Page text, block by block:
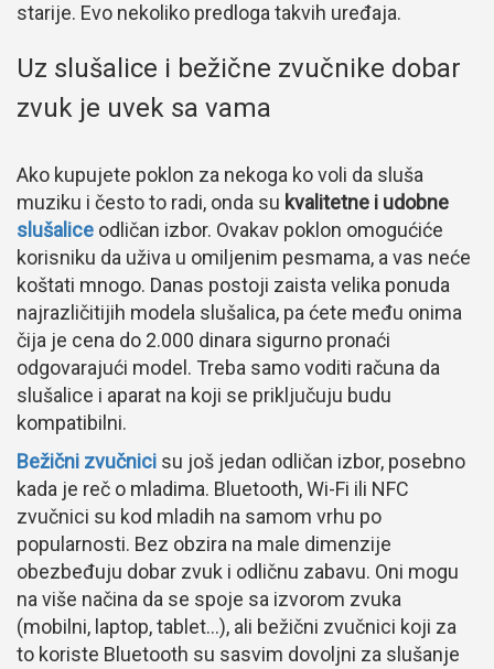
starije. Evo nekoliko predloga takvih uređaja.
Uz slušalice i bežične zvučnike dobar
zvuk je uvek sa vama
Ako kupujete poklon za nekoga ko voli da sluša
muziku i često to radi, onda su kvalitetne i udobne
slušalice odličan izbor. Ovakav poklon omogućiće
korisniku da uživa u omiljenim pesmama, a vas neće
koštati mnogo. Danas postoji zaista velika ponuda
najrazličitijih modela slušalica, pa ćete među onima
čija je cena do 2.000 dinara sigurno pronaći
odgovarajući model. Treba samo voditi računa da
slušalice i aparat na koji se priključuju budu
kompatibilni.
Bežični zvučnici su još jedan odličan izbor, posebno
kada je reč o mladima. Bluetooth, Wi-Fi ili NFC
zvučnici su kod mladih na samom vrhu po
popularnosti. Bez obzira na male dimenzije
obezbeđuju dobar zvuk i odličnu zabavu. Oni mogu
na više načina da se spoje sa izvorom zvuka
(mobilni, laptop, tablet…), ali bežični zvučnici koji za
to koriste Bluetooth su sasvim dovoljni za slušanje